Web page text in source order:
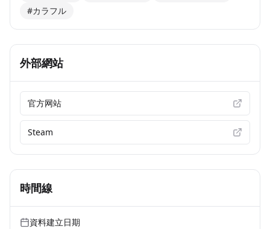
#カラフル
外部網站
官方网站
Steam
時間線
資料建立日期